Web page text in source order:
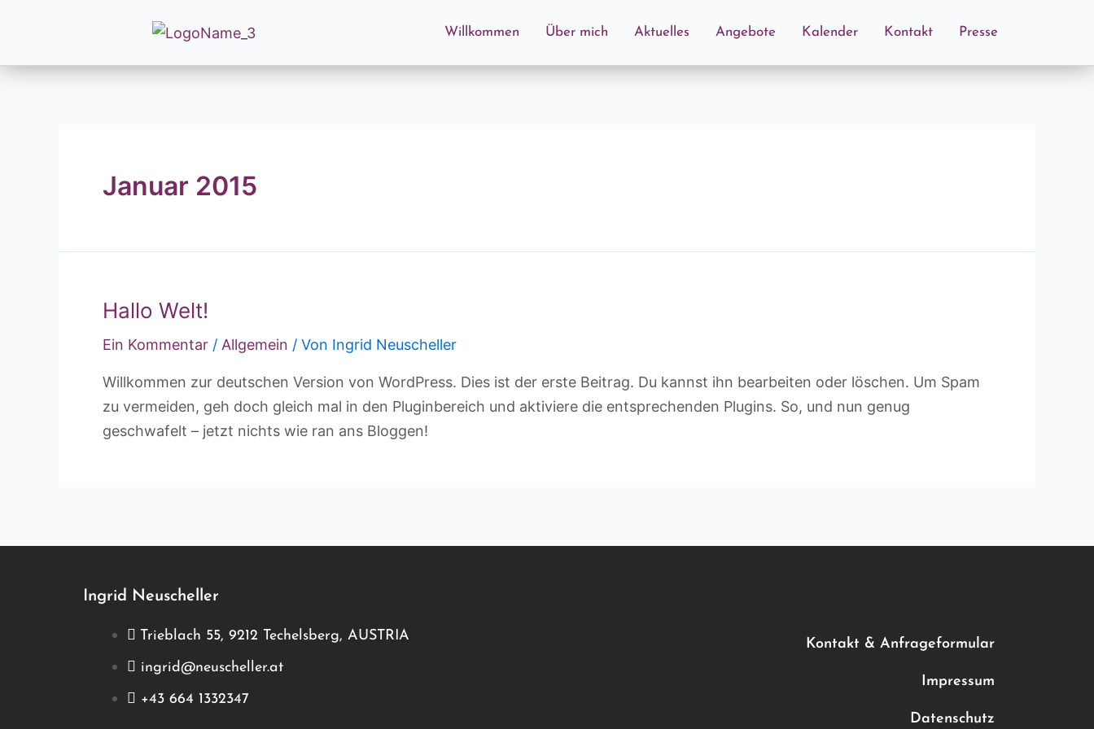
Willkommen Über mich Aktuelles Angebote Kalender Kontakt Presse
Januar 2015
Hallo Welt!
Ein Kommentar / Allgemein / Von Ingrid Neuscheller
Willkommen zur deutschen Version von WordPress. Dies ist der erste Beitrag. Du kannst ihn bearbeiten oder löschen. Um Spam
zu vermeiden, geh doch gleich mal in den Pluginbereich und aktiviere die entsprechenden Plugins. So, und nun genug
geschwafelt – jetzt nichts wie ran ans Bloggen!
Ingrid Neuscheller
Trieblach 55, 9212 Techelsberg, AUSTRIA
ingrid@neuscheller.at
+43 664 1332347
Kontakt & Anfrageformular
Impressum
Datenschutz